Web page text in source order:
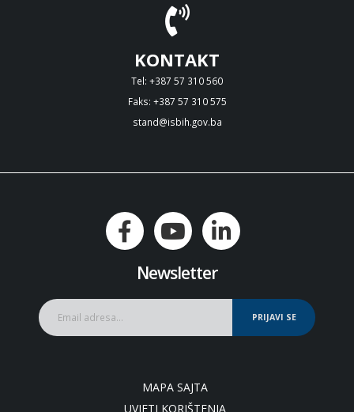
KONTAKT
Tel: +387 57 310 560
Faks: +387 57 310 575
stand@isbih.gov.ba
Newsletter
PRIJAVI SE
MAPA SAJTA
UVJETI KORIŠTENJA